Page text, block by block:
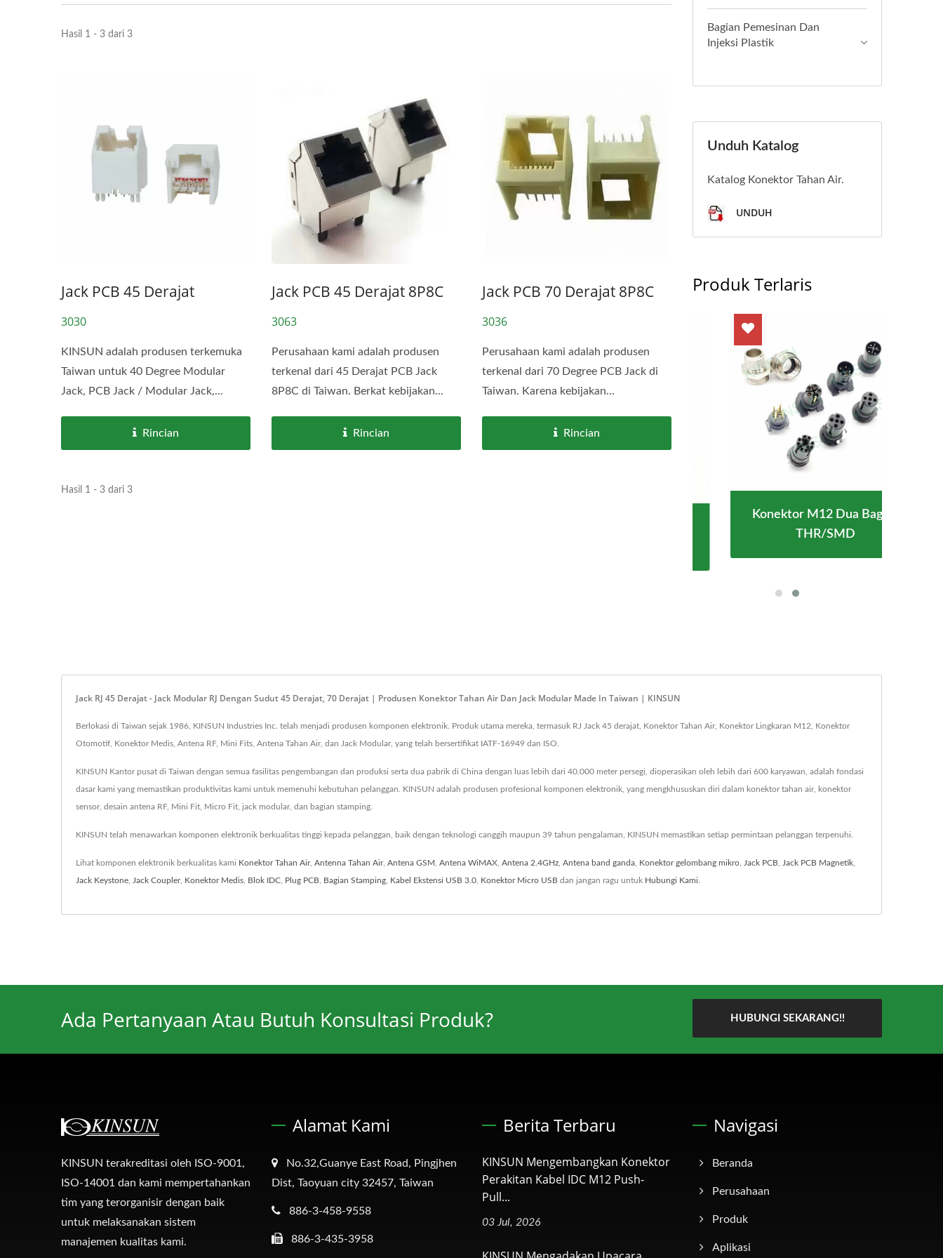
Hasil 1 - 3 dari 3
Jack PCB 45 Derajat
3030
KINSUN adalah produsen terkemuka
Taiwan untuk 40 Degree Modular
Jack, PCB Jack / Modular Jack,...
Rincian
Jack PCB 45 Derajat 8P8C
3063
Perusahaan kami adalah produsen
terkenal dari 45 Derajat PCB Jack
8P8C di Taiwan. Berkat kebijakan...
Rincian
Jack PCB 70 Derajat 8P8C
3036
Perusahaan kami adalah produsen
terkenal dari 70 Degree PCB Jack di
Taiwan. Karena kebijakan...
Rincian
Hasil 1 - 3 dari 3
Bagian Pemesinan Dan
Injeksi Plastik
Unduh Katalog
Katalog Konektor Tahan Air.
UNDUH
Produk Terlaris
Konektor M12 Dua Bagian
THR/SMD
Jack RJ 45 Derajat - Jack Modular RJ Dengan Sudut 45 Derajat, 70 Derajat | Produsen Konektor Tahan Air Dan Jack Modular Made In Taiwan | KINSUN
Berlokasi di Taiwan sejak 1986, KINSUN Industries Inc. telah menjadi produsen komponen elektronik. Produk utama mereka, termasuk RJ Jack 45 derajat, Konektor Tahan Air, Konektor Lingkaran M12, Konektor
Otomotif, Konektor Medis, Antena RF, Mini Fits, Antena Tahan Air, dan Jack Modular, yang telah bersertifikat IATF-16949 dan ISO.
KINSUN Kantor pusat di Taiwan dengan semua fasilitas pengembangan dan produksi serta dua pabrik di China dengan luas lebih dari 40.000 meter persegi, dioperasikan oleh lebih dari 600 karyawan, adalah fondasi
dasar kami yang memastikan produktivitas kami untuk memenuhi kebutuhan pelanggan. KINSUN adalah produsen profesional komponen elektronik, yang mengkhususkan diri dalam konektor tahan air, konektor
sensor, desain antena RF, Mini Fit, Micro Fit, jack modular, dan bagian stamping.
KINSUN telah menawarkan komponen elektronik berkualitas tinggi kepada pelanggan, baik dengan teknologi canggih maupun 39 tahun pengalaman, KINSUN memastikan setiap permintaan pelanggan terpenuhi.
Lihat komponen elektronik berkualitas kami Konektor Tahan Air, Antenna Tahan Air, Antena GSM Antena WiMAX Antena 2.4GHz Antena band ganda Konektor gelombang mikro Jack PCB Jack PCB Magnetik
Jack Keystone Jack Coupler, Konektor Medis Blok IDC Plug PCB Bagian Stamping Kabel Ekstensi USB 3.0 Konektor Micro USB dan jangan ragu untuk Hubungi Kami
Ada Pertanyaan Atau Butuh Konsultasi Produk? HUBUNGI SEKARANG!!
KINSUN terakreditasi oleh ISO-9001,
ISO-14001 dan kami mempertahankan
tim yang terorganisir dengan baik
untuk melaksanakan sistem
manajemen kualitas kami.
Alamat Kami
No.32,Guanye East Road, Pingjhen
Dist, Taoyuan city 32457, Taiwan
886-3-458-9558
886-3-435-3958
Berita Terbaru
KINSUN Mengembangkan Konektor
Perakitan Kabel IDC M12 Push-
Pull...
03 Jul, 2026
Navigasi
Beranda
Perusahaan
Produk
Aplikasi